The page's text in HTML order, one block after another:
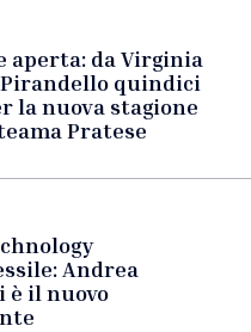
aperta: da Virginia
Pirandello quindici
la nuova stagione
Pratese
Andrea
è il nuovo